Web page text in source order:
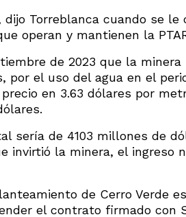
dijo Torreblanca cuando se
operan y mantienen la
de 2023 que la
por el uso del agua en el
en 3.63 dólares por
sería de 4103 millones de
invirtió la minera, el ingreso
de Cerro Verde
el contrato firmado con